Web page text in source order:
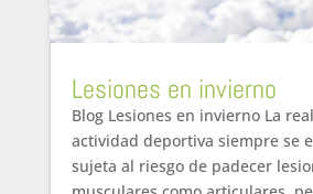
Lesiones en invierno
Blog Lesiones en invierno La
actividad deportiva siempre se
sujeta al riesgo de padecer